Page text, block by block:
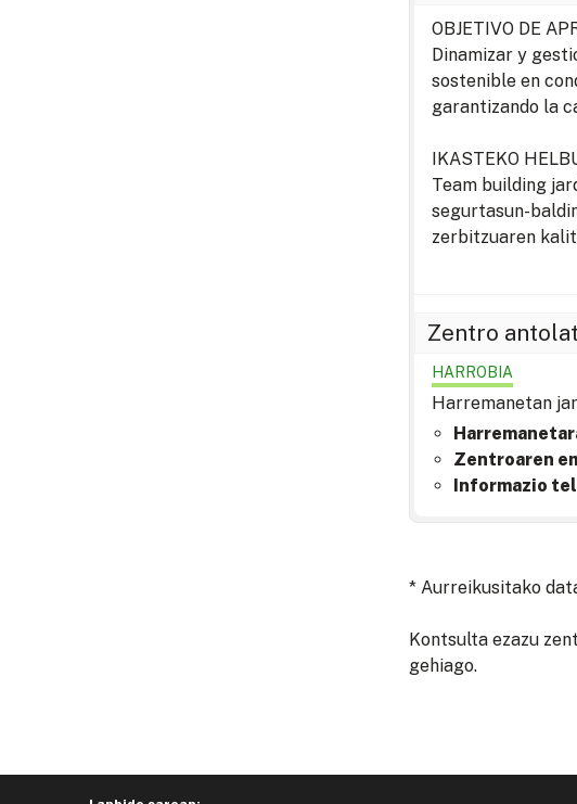
OBJETIVO DE
Dinamizar y
sostenible en
garantizando la
IKASTEKO
Team building
segurtasun-
zerbitzuaren
Zentro
HARROBIA
Harremanetan
Zentroaren
Informazio
* Aurreikusitako
Kontsulta ezazu
gehiago.